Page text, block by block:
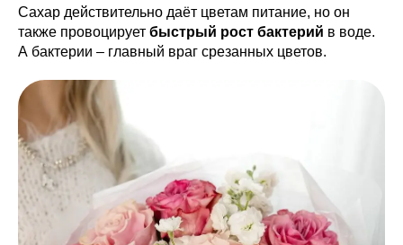
Сахар действительно даёт цветам питание, но он
также провоцирует быстрый рост бактерий в воде.
А бактерии – главный враг срезанных цветов.